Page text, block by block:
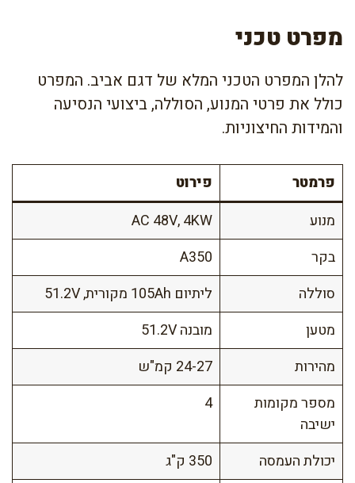
מפרט טכני
להלן המפרט הטכני המלא של דגם אביב. המפרט
כולל את פרטי המנוע, הסוללה, ביצועי הנסיעה
והמידות החיצוניות.
פרמטר
פירוט
מנוע
AC 48V, 4KW
בקר
A350
סוללה
ליתיום 105Ah מקורית, 51.2V
מטען
מובנה 51.2V
מהירות
24-27 קמ"ש
מספר מקומות
ישיבה
4
יכולת העמסה
350 ק"ג